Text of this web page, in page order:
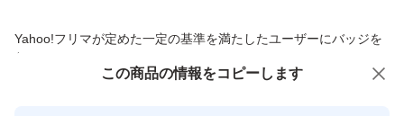
Yahoo!フリマが定めた一定の基準を満たしたユーザーにバッジを
付与しています
この商品の情報をコピーします
この商品をみている人にオススメ